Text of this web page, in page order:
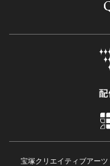
宝塚クリエイティブアーツ